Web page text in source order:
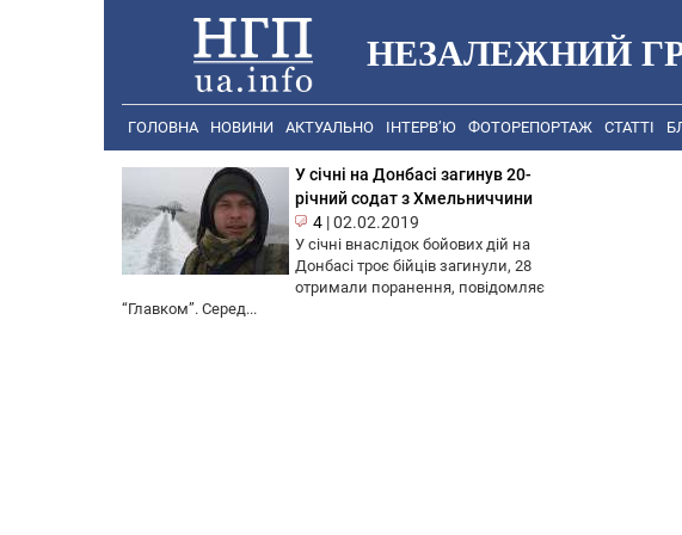
НЕЗАЛЕЖНИЙ
ГОЛОВНА НОВИНИ АКТУАЛЬНО ІНТЕРВ’Ю ФОТОРЕПОРТАЖ СТАТТІ
У січні на Донбасі загинув 20-
річний содат з Хмельниччини
4 |02.02.2019
У січні внаслідок бойових дій на
Донбасі троє бійців загинули, 28
отримали поранення, повідомляє
“Главком”. Серед...